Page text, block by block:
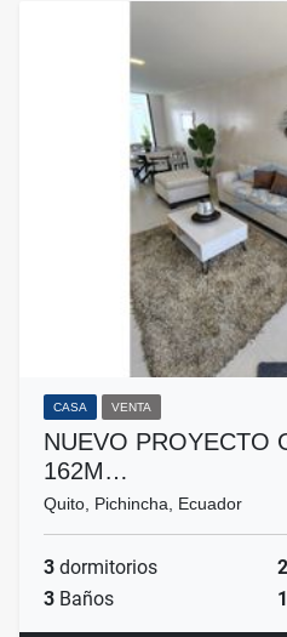
CASA VENTA
NUEVO PROYECTO
162M…
Quito, Pichincha, Ecuador
3 dormitorios 2
3 Baños